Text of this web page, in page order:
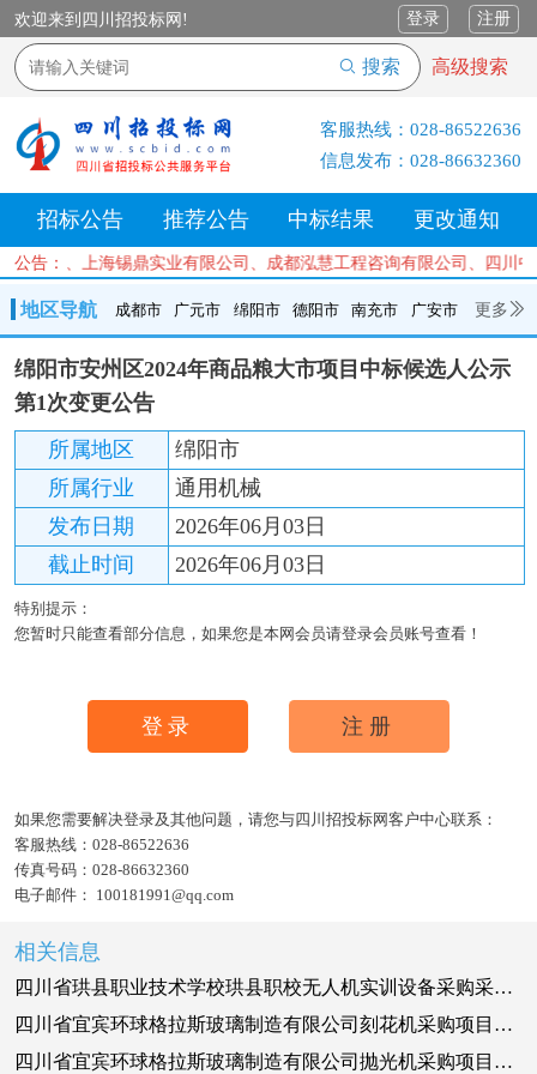
欢迎来到四川招投标网! 登录 注册
搜索 高级搜索
客服热线： 028-86522636
信息发布： 028-86632360
招标公告 推荐公告 中标结果 更改通知
公告：、上海锡鼎实业有限公司、成都泓慧工程咨询有限公司、
地区导航 成都市 广元市 绵阳市 德阳市 南充市 广安市 更多
成都市 广元市 绵阳市 德阳市 南充市 广安市
遂宁市
内江市
乐山市
达州市
资阳市 眉山市 雅安市 阿坝州 甘孜州 凉山州
绵阳市安州区2024年商品粮大市项目中标候选人公示
第1次变更公告
所属地区
绵阳市
所属行业
通用机械
发布日期
2026年06月03日
截止时间
2026年06月03日
特别提示：
您暂时只能查看部分信息，如果您是本网会员请登录会员账号查看！
登录 注册
如果您需要解决登录及其他问题，请您与四川招投标网客户中心联系：
客服热线： 028-86522636
传真号码： 028-86632360
电子邮件： 100181991@qq.com
相关信息
四川省珙县职业技术学校珙县职校无人机实训设备采购采购更正公告（第一次）
四川省宜宾环球格拉斯玻璃制造有限公司刻花机采购项目采购失败公告（五次）
四川省宜宾环球格拉斯玻璃制造有限公司抛光机采购项目采购失败公告（五次）